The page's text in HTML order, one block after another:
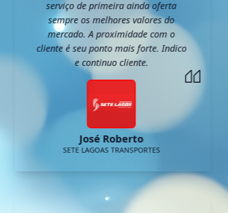
serviço de primeira ainda oferta
sempre os melhores valores do
mercado. A proximidade com o
cliente é seu ponto mais forte. Indico
e continuo cliente.
José Roberto
SETE LAGOAS TRANSPORTES